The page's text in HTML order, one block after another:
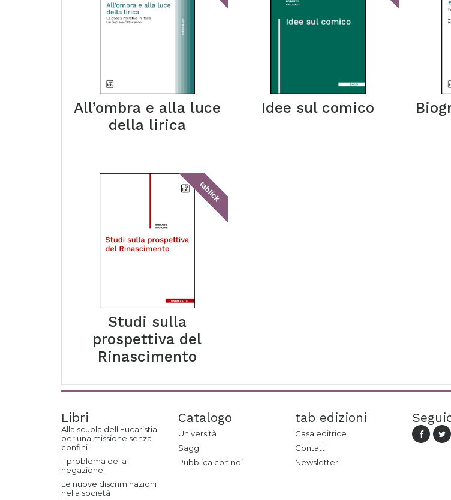
All’ombra e alla luce
della lirica
Idee sul comico
tablick
Studi sulla
prospettiva del
Rinascimento
Libri
Alla scuola dell'Eucaristia
per una missione senza
confini
Il problema della
negazione
Le nuove discriminazioni
nella società
Catalogo
Università
Saggi
Pubblica con noi
tab edizioni
Casa editrice
Contatti
Newsletter